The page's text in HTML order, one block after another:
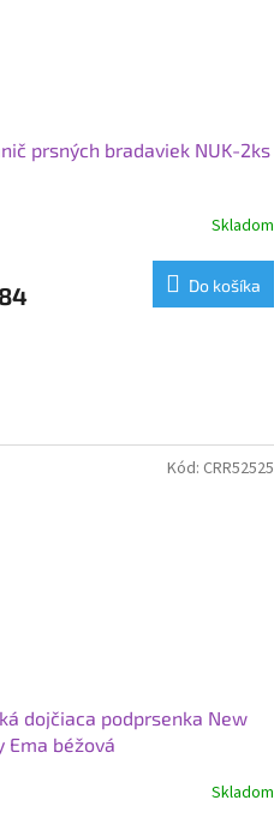
prsných bradaviek NUK-2ks
Skladom
Do košíka
dojčiaca podprsenka New
Ema béžová
Skladom
Kód: CRR52525